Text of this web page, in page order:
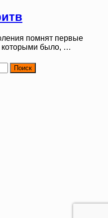
помнят первые
которыми было, …